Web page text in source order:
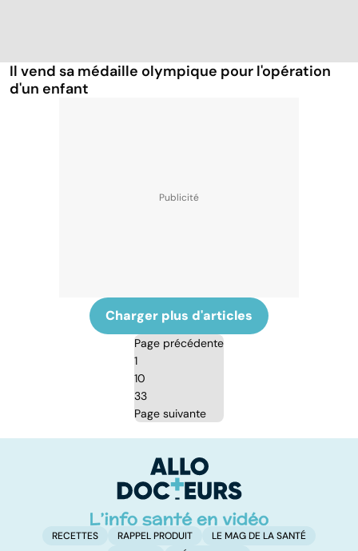
Il vend sa médaille olympique pour l'opération
d'un enfant
Charger plus d'articles
Page précédente
1
10
33
Page suivante
RECETTES RAPPEL PRODUIT
LE MAG DE LA SANTÉ